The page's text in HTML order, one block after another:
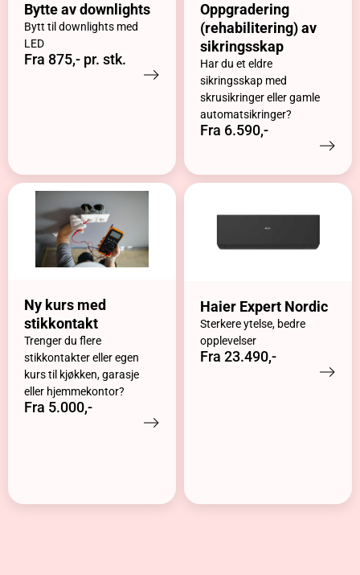
Bytte av downlights
Bytt til downlights med
LED
Fra 875,- pr. stk.
Oppgradering
(rehabilitering) av
sikringsskap
Har du et eldre
sikringsskap med
skrusikringer eller gamle
automatsikringer?
Fra 6.590,-
Ny kurs med
stikkontakt
Trenger du flere
stikkontakter eller egen
kurs til kjøkken, garasje
eller hjemmekontor?
Fra 5.000,-
Haier Expert Nordic
Sterkere ytelse, bedre
opplevelser
Fra 23.490,-